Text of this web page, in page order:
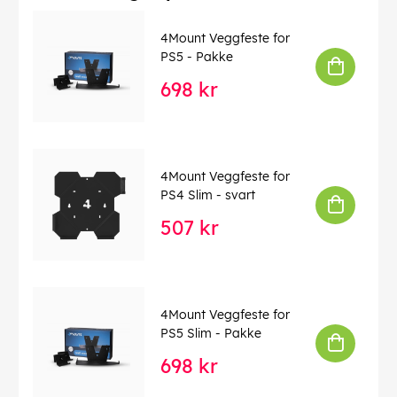
Denne teksten er automatisk oversatt, og det kan
forekomme feil.
4Mount Veggfeste for
PS5 - Pakke
698 kr
4Mount Veggfeste for
PS4 Slim - svart
507 kr
4Mount Veggfeste for
PS5 Slim - Pakke
698 kr